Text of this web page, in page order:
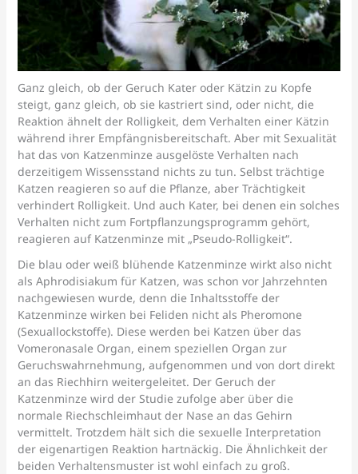
Ganz gleich, ob der Geruch Kater oder Kätzin zu Kopfe
steigt, ganz gleich, ob sie kastriert sind, oder nicht, die
Reaktion ähnelt der Rolligkeit, dem Verhalten einer Kätzin
während ihrer Empfängnisbereitschaft. Aber mit Sexualität
hat das von Katzenminze ausgelöste Verhalten nach
derzeitigem Wissensstand nichts zu tun. Selbst trächtige
Katzen reagieren so auf die Pflanze, aber Trächtigkeit
verhindert Rolligkeit. Und auch Kater, bei denen ein solches
Verhalten nicht zum Fortpflanzungsprogramm gehört,
reagieren auf Katzenminze mit „Pseudo-Rolligkeit“.
Die blau oder weiß blühende Katzenminze wirkt also nicht
als Aphrodisiakum für Katzen, was schon vor Jahrzehnten
nachgewiesen wurde, denn die Inhaltsstoffe der
Katzenminze wirken bei Feliden nicht als Pheromone
(Sexuallockstoffe). Diese werden bei Katzen über das
Vomeronasale Organ, einem speziellen Organ zur
Geruchswahrnehmung, aufgenommen und von dort direkt
an das Riechhirn weitergeleitet. Der Geruch der
Katzenminze wird der Studie zufolge aber über die
normale Riechschleimhaut der Nase an das Gehirn
vermittelt. Trotzdem hält sich die sexuelle Interpretation
der eigenartigen Reaktion hartnäckig. Die Ähnlichkeit der
beiden Verhaltensmuster ist wohl einfach zu groß.